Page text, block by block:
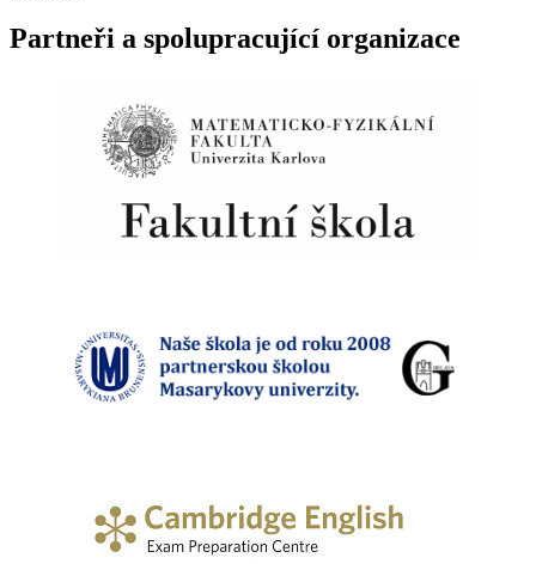
Partneři a spolupracující organizace